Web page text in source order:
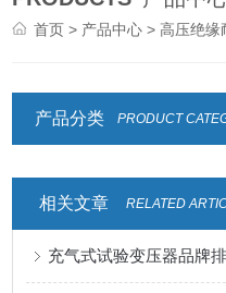
首页 > 产品中心 >高压绝缘
产品分类 PRODUCT
相关文章 RELATED